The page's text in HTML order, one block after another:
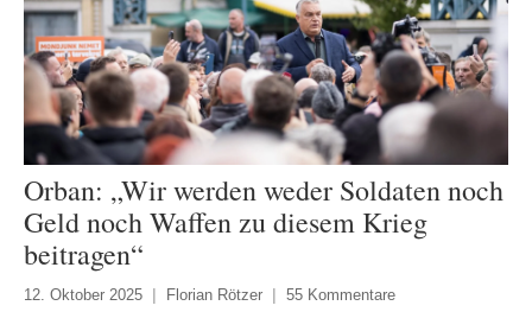
Orban: „Wir werden weder Soldaten noch
Geld noch Waffen zu diesem Krieg
beitragen“
12. Oktober 2025 Florian Rötzer 55 Kommentare